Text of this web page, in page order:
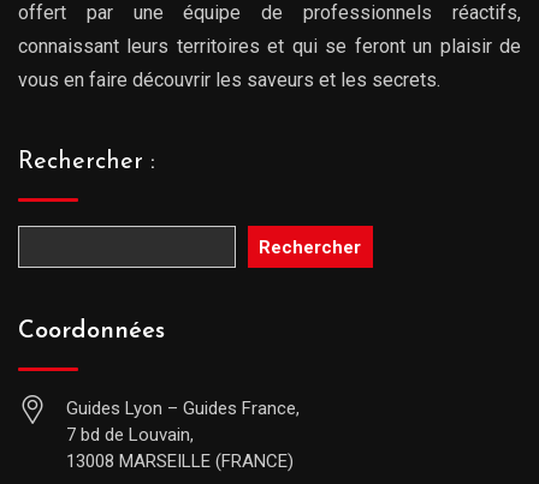
offert par une équipe de professionnels réactifs,
connaissant leurs territoires et qui se feront un plaisir de
vous en faire découvrir les saveurs et les secrets.
Rechercher :
Rechercher
Coordonnées
Guides Lyon – Guides France,
7 bd de Louvain,
13008 MARSEILLE (FRANCE)